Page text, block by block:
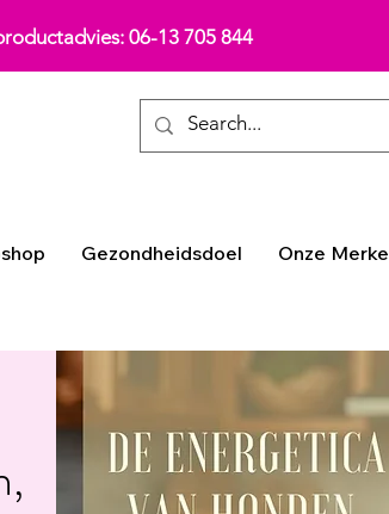
06-13 705 844
Gezondheidsdoel Onze